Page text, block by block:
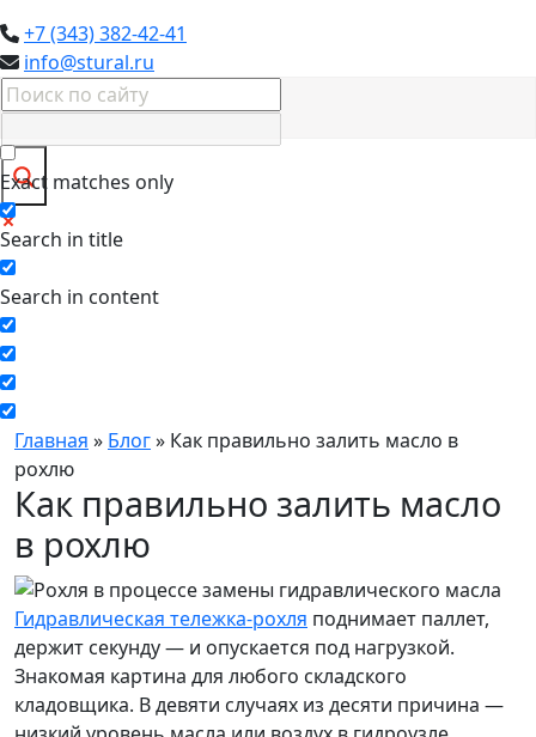
+7 (343) 382-42-41
info@stural.ru
Exact matches only
Search in title
Search in content
Главная » Блог» Как правильно залить масло в
рохлю
Как правильно залить масло
в рохлю
Гидравлическая тележка-рохля поднимает паллет,
держит секунду — и опускается под нагрузкой.
Знакомая картина для любого складского
кладовщика. В девяти случаях из десяти причина —